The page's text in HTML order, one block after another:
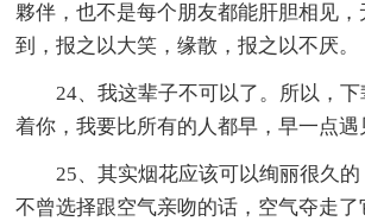
夥伴，也不是每个朋友都能肝胆相见
到，报之以大笑，缘散，报之以不厌。
24、我这辈子不可以了。所以，
着你，我要比所有的人都早，早一点遇
25、其实烟花应该可以绚丽很久
不曾选择跟空气亲吻的话，空气夺走了